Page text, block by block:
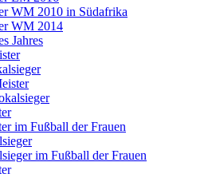
WM 2010 in Südafrika
WM 2014
Jahres
im Fußball der Frauen
im Fußball der Frauen